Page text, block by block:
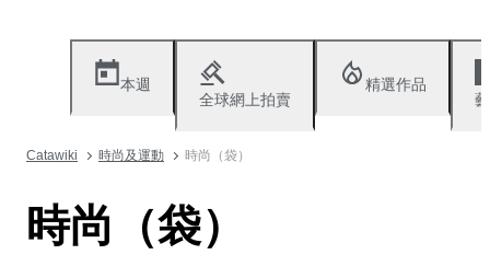
本週
全球網上拍賣
精選作品
Catawiki 時尚及運動 時尚（袋）
時尚（袋）